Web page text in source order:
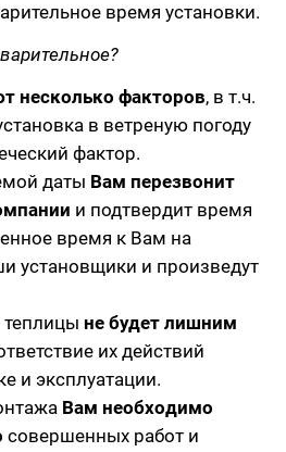
время установки.
несколько факторов, в т.ч.
в ветреную погоду
фактор.
даты Вам перезвонит
и подтвердит время
время к Вам на
установщики и произведут
теплицы не будет лишним
их действий
и эксплуатации.
Вам необходимо
совершенных работ и